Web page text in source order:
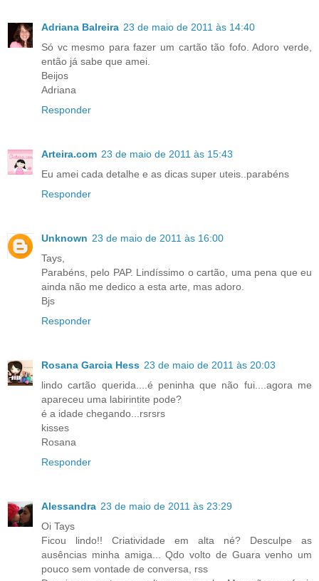
Adriana Balreira 23 de maio de 2011 às 14:40
Só vc mesmo para fazer um cartão tão fofo. Adoro verde,
então já sabe que amei.
Beijos
Adriana
Responder
Arteira.com 23 de maio de 2011 às 15:43
Eu amei cada detalhe e as dicas super uteis..parabéns
Responder
Unknown 23 de maio de 2011 às 16:00
Tays,
Parabéns, pelo PAP. Lindíssimo o cartão, uma pena que eu
ainda não me dedico a esta arte, mas adoro.
Bjs
Responder
Rosana Garcia Hess 23 de maio de 2011 às 20:03
lindo cartão querida....é peninha que não fui....agora me
apareceu uma labirintite pode?
é a idade chegando...rsrsrs
kisses
Rosana
Responder
Alessandra 23 de maio de 2011 às 23:29
Oi Tays
Ficou lindo!! Criatividade em alta né? Desculpe as
ausências minha amiga... Qdo volto de Guara venho um
pouco sem vontade de conversa, rss